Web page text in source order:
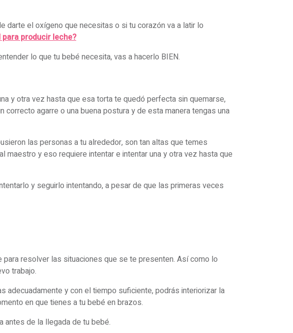
darte el oxígeno que necesitas o si tu corazón va a latir lo
producir leche?
lo que tu bebé necesita, vas a hacerlo BIEN.
y otra vez hasta que esa torta te quedó perfecta sin quemarse,
agarre o una buena postura y de esta manera tengas una
las personas a tu alrededor, son tan altas que temes
y eso requiere intentar e intentar una y otra vez hasta que
y seguirlo intentando, a pesar de que las primeras veces
resolver las situaciones que se te presenten. Así como lo
trabajo.
adecuadamente y con el tiempo suficiente, podrás interiorizar la
en que tienes a tu bebé en brazos.
antes de la llegada de tu bebé.